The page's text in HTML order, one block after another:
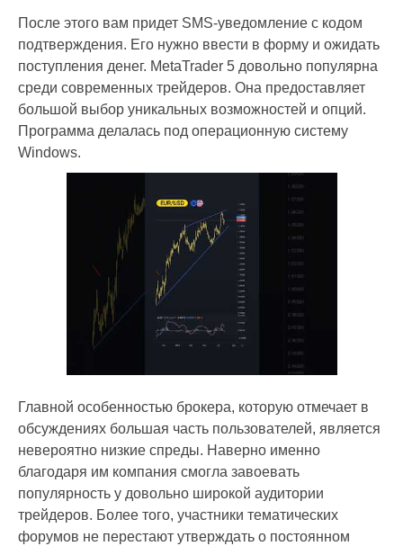
После этого вам придет SMS-уведомление с кодом
подтверждения. Его нужно ввести в форму и ожидать
поступления денег. MetaTrader 5 довольно популярна
среди современных трейдеров. Она предоставляет
большой выбор уникальных возможностей и опций.
Программа делалась под операционную систему
Windows.
Главной особенностью брокера, которую отмечает в
обсуждениях большая часть пользователей, является
невероятно низкие спреды. Наверно именно
благодаря им компания смогла завоевать
популярность у довольно широкой аудитории
трейдеров. Более того, участники тематических
форумов не перестают утверждать о постоянном